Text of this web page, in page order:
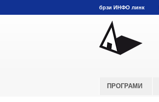
брзи ИНФО линк
ПРОГРАМИ